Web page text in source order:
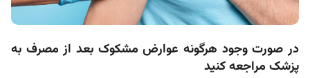
در صورت وجود هرگونه عوارض مشکوک بعد از مصرف به
پزشک مراجعه کنید